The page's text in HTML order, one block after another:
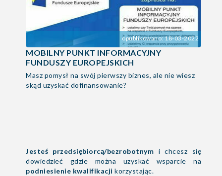
opublikowano: 18-03-2022
MOBILNY PUNKT INFORMACYJNY
FUNDUSZY EUROPEJSKICH
Masz pomysł na swój pierwszy biznes, ale nie wiesz
skąd uzyskać dofinansowanie?
Jesteś przedsiębiorcą/bezrobotnym i chcesz się
dowiedzieć gdzie można uzyskać wsparcie na
podniesienie kwalifikacji korzystając.